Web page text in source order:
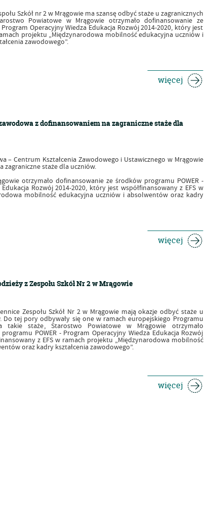
Szkół nr 2 w Mrągowie ma szansę odbyć staże u zagranicznych
Powiatowe w Mrągowie otrzymało dofinansowanie ze
Operacyjny Wiedza Edukacja Rozwój 2014-2020, który jest
projektu „Międzynarodowa mobilność edukacyjna uczniów i
zawodowego”.
więcej
z dofinansowaniem na zagraniczne staże dla
– Centrum Kształcenia Zawodowego i Ustawicznego w Mrągowie
zagraniczne staże dla uczniów.
otrzymało dofinansowanie ze środków programu POWER -
Rozwój 2014-2020, który jest współfinansowany z EFS w
mobilność edukacyjna uczniów i absolwentów oraz kadry
więcej
z Zespołu Szkół Nr 2 w Mrągowie
Zespołu Szkół Nr 2 w Mrągowie mają okazje odbyć staże u
Do tej pory odbywały się one w ramach europejskiego Programu
takie staże, Starostwo Powiatowe w Mrągowie otrzymało
POWER - Program Operacyjny Wiedza Edukacja Rozwój
z EFS w ramach projektu „Międzynarodowa mobilność
oraz kadry kształcenia zawodowego”.
więcej